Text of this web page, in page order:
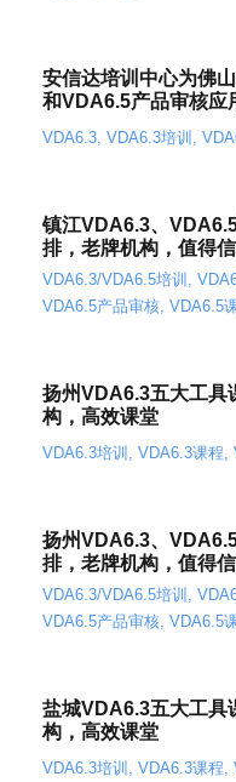
安信达培训中心为佛
和VDA6.5产品审核应
VDA6.3 VDA6.3培训
镇江VDA6.3、
排，老牌机构，值得
VDA6.3/VDA6.5培训
VDA6.5产品审核 VDA6.5
扬州VDA6.3五大工具
构，高效课堂
VDA6.3培训 VDA6.3课程
扬州VDA6.3、
排，老牌机构，值得
VDA6.3/VDA6.5培训
VDA6.5产品审核 VDA6.5
盐城VDA6.3五大工具
构，高效课堂
VDA6.3培训 VDA6.3课程